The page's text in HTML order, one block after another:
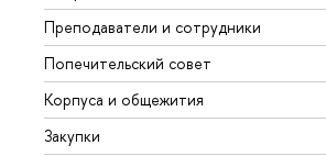
Преподаватели и сотрудники
Попечительский совет
Корпуса и общежития
Закупки